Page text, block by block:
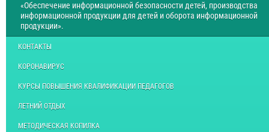
«Обеспечение информационной безопасности детей, производства
информационной продукции для детей и оборота информационной
продукции».
КОНТАКТЫ
КОРОНАВИРУС
КУРСЫ ПОВЫШЕНИЯ КВАЛИФИКАЦИИ ПЕДАГОГОВ
ЛЕТНИЙ ОТДЫХ
МЕТОДИЧЕСКАЯ КОПИЛКА